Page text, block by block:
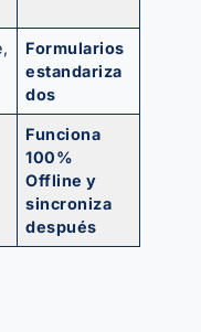
Formularios
estandariza
dos
Funciona
100%
Offline y
sincroniza
después